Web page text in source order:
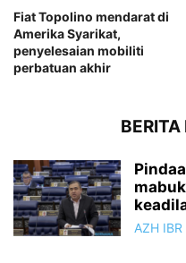
Fiat Topolino mendarat di
Amerika Syarikat,
penyelesaian mobiliti
perbatuan akhir
AZH IBR